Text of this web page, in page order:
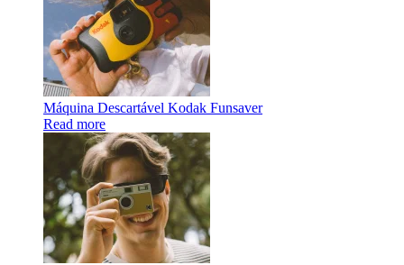
Máquina Descartável Kodak Funsaver
Read more